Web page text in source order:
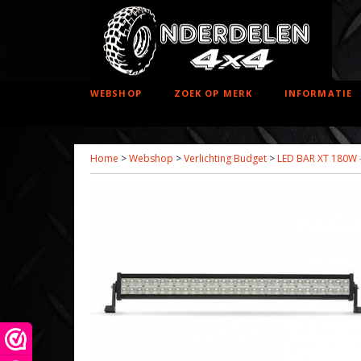
WEBSHOP ZOEK OP MERK INFORMATIE
Home >Webshop >Verlichting Budget > LED BAR XT